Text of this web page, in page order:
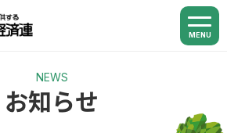
MENU
NEWS
お知らせ